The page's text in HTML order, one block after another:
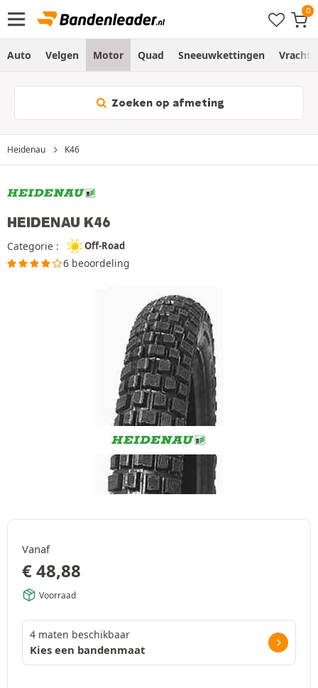
Auto Velgen Motor Quad Sneeuwkettingen
Zoeken op afmeting
Heidenau K46
HEIDENAU K46
Categorie : Off-Road
6 beoordeling
Vanaf
€48,88
Voorraad
4 maten beschikbaar
Kies een bandenmaat